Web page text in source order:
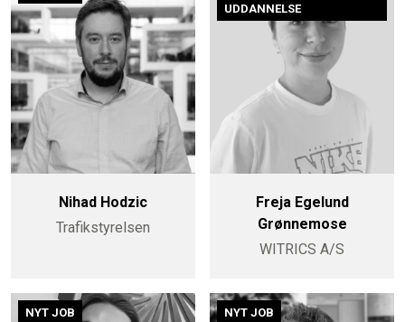
Nihad Hodzic
Trafikstyrelsen
UDDANNELSE
Freja Egelund
Grønnemose
WITRICS A/S
NYT JOB NYT JOB